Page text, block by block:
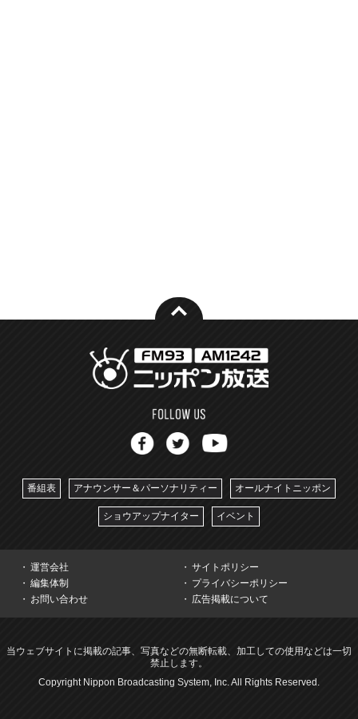
番組表 アナウンサー＆パーソナリティー オールナイトニッポン
ショウアップナイター イベント
運営会社
サイトポリシー
編集体制
プライバシーポリシー
お問い合わせ
広告掲載について
当ウェブサイトに掲載の記事、写真などの無断転載、加工しての使用などは一切
禁止します。
Copyright Nippon Broadcasting System, Inc. All Rights Reserved.